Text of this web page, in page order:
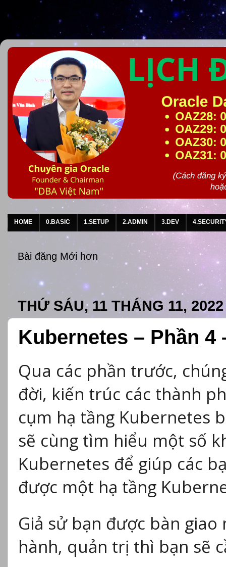
HOME 0.BASIC 1.SETUP 2.ADMIN 3.DEV
Bài đăng Mới hơn
THỨ SÁU, 11 THÁNG 11, 2022
Kubernetes – Phần 4
Qua các phần trước,
đời, kiến trúc các thành
cụm hạ tầng Kubernetes
sẽ cùng tìm hiểu một số
Kubernetes để giúp các
được một hạ tầng
Giả sử bạn được bàn
hành, quản trị thì bạn sẽ